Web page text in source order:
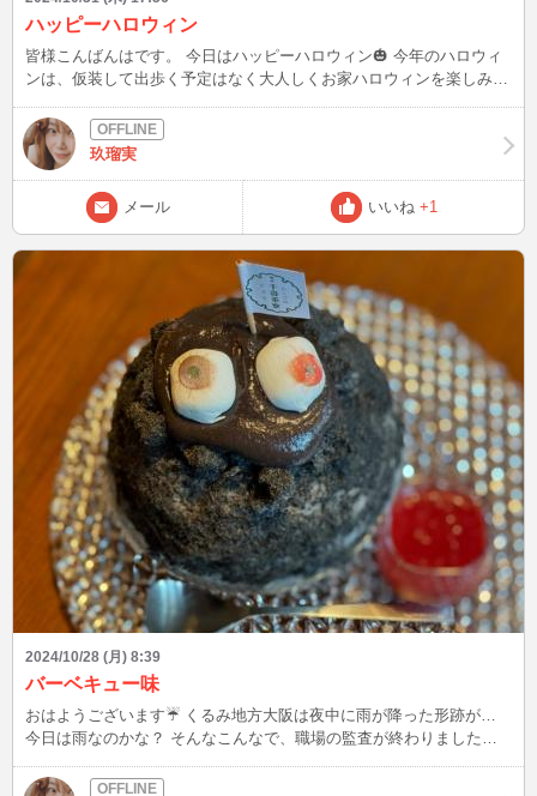
ハッピーハロウィン
皆様こんばんはです。 今日はハッピーハロウィン🎃 今年のハロウィ
ンは、仮装して出歩く予定はなく大人しくお家ハロウィンを楽しみま
た。 ハロウィン氷🧡🖤 普段は、もったり系のクリームが乗ったかき
氷は頼まないけど…ハロウィンだし飴ちゃん付いてくるしで… ハロ
ウィン氷にしました🤣🤣 これが大正解‼️ かぼちゃのクリームがめっち
ゃ美味しかった。 氷の部分は、練乳ミルクシロップに中はほうじ茶
シロップ。ほうじ茶ラテみたいになって美味しかった😍😍 昨日は、
奈良のお菓子教室🍪に行って、かき氷部🍧🥄して、奈良町少し散策し
てたら…あっという間に夕方。 日が暮れるのが早くなったから、帰
らなきゃ！と焦るけどまだ16時だっりする😳😳 やっぱり奈良は楽し
玖瑠実
メール いいね +1
2024/10/28 (月) 8:39
バーベキュー味
おはようございます☔️ くるみ地方大阪は夜中に雨が降った形跡が…
今日は雨なのかな？ そんなこんなで、職場の監査が終わりましたぁ‼️
思ってましたが… そこまで見ますか？という、ガチのやつでした🤣